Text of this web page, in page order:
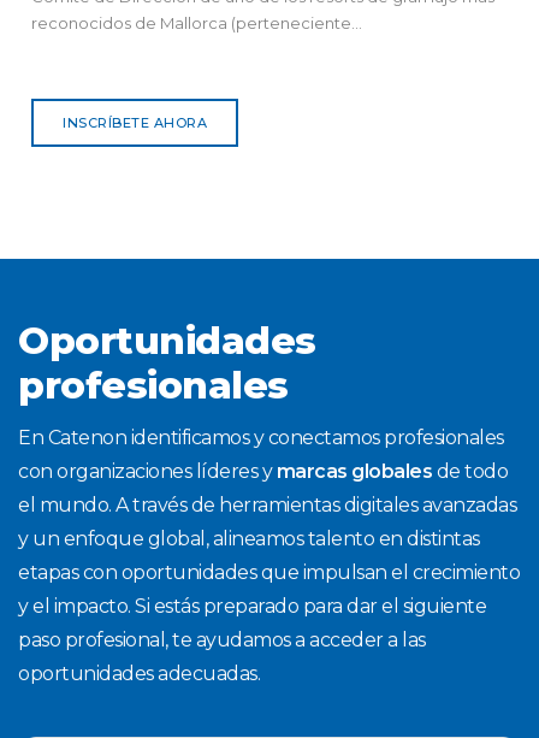
reconocidos de Mallorca (perteneciente...
INSCRÍBETE AHORA
Oportunidades
profesionales
En Catenon identificamos y conectamos profesionales
con organizaciones líderes y marcas globales de todo
el mundo. A través de herramientas digitales avanzadas
y un enfoque global, alineamos talento en distintas
etapas con oportunidades que impulsan el crecimiento
y el impacto. Si estás preparado para dar el siguiente
paso profesional, te ayudamos a acceder a las
oportunidades adecuadas.